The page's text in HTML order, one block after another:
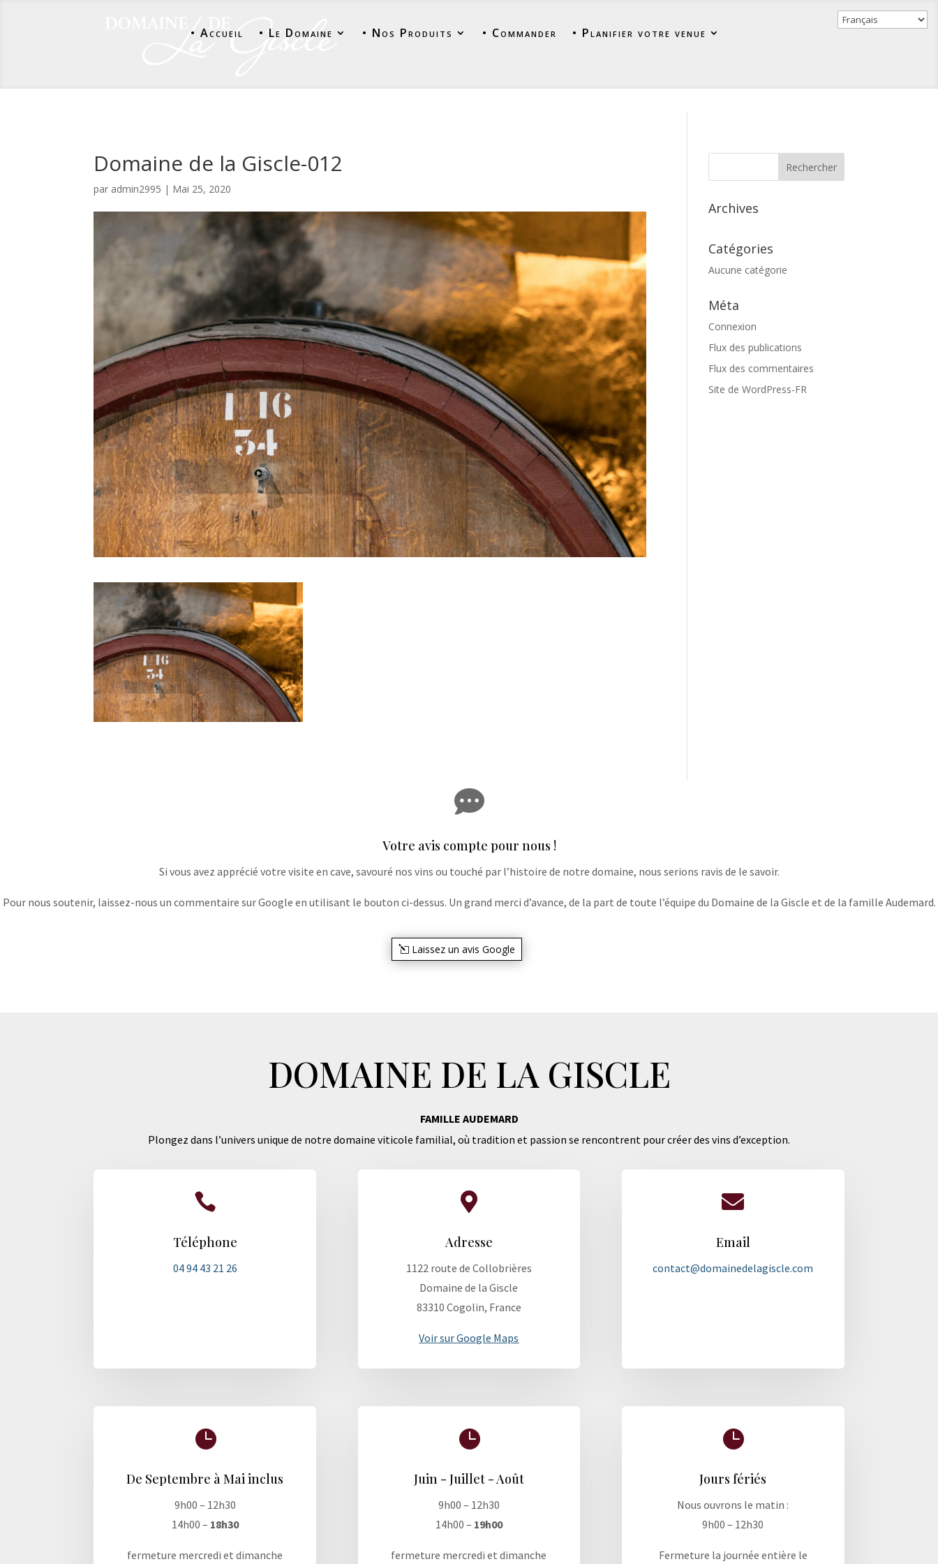
• Accueil • Le Domaine • Nos Produits • Commander • Planifier votre venue
Domaine de la Giscle-012
par admin2995 | Mai 25, 2020
Archives
Catégories
Aucune catégorie
Méta
Connexion
Flux des publications
Flux des commentaires
Site de WordPress-FR

Votre avis compte pour nous !
Si vous avez apprécié votre visite en cave, savouré nos vins ou touché par l’histoire de notre domaine, nous serions ravis de le savoir.
Pour nous soutenir, laissez-nous un commentaire sur Google en utilisant le bouton ci-dessus. Un grand merci d’avance, de la part de toute l’équipe du Domaine de la Giscle et de la famille Audemard.
Laissez un avis Google
DOMAINE DE LA GISCLE
FAMILLE AUDEMARD
Plongez dans l’univers unique de notre domaine viticole familial, où tradition et passion se rencontrent pour créer des vins d’exception.

Téléphone
04 94 43 21 26

Adresse
1122 route de Collobrières
Domaine de la Giscle
83310 Cogolin, France
Voir sur Google Maps

Email
contact@domainedelagiscle.com

De Septembre à Mai inclus
9h00 – 12h30
14h00 – 18h30
fermeture mercredi et dimanche

Juin - Juillet - Août
9h00 – 12h30
14h00 – 19h00
fermeture mercredi et dimanche

Jours fériés
Nous ouvrons le matin :
9h00 – 12h30
Fermeture la journée entière le